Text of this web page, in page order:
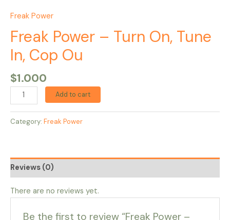
Freak Power
Freak Power – Turn On, Tune
In, Cop Ou
$1.000
Add to cart
Category: Freak Power
Reviews (0)
There are no reviews yet.
Be the first to review “Freak Power –